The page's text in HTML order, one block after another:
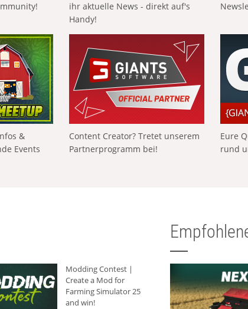
ihr aktuelle News - direkt auf's
Handy!
&
Events
Content Creator? Tretet unserem
Partnerprogramm bei!
Eure
rund
Modding Contest |
Create a Mod for
Farming Simulator 25
and win!